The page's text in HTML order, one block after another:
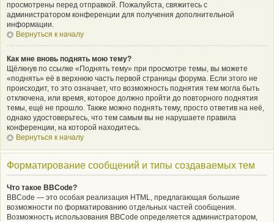
просмотрены перед отправкой. Пожалуйста, свяжитесь с
администратором конференции для получения дополнительной
информации.
Вернуться к началу
Как мне вновь поднять мою тему?
Щёлкнув по ссылке «Поднять тему» при просмотре темы, вы можете
«поднять» её в верхнюю часть первой страницы форума. Если этого не
происходит, то это означает, что возможность поднятия тем могла быть
отключена, или время, которое должно пройти до повторного поднятия
темы, ещё не прошло. Также можно поднять тему, просто ответив на неё,
однако удостоверьтесь, что тем самым вы не нарушаете правила
конференции, на которой находитесь.
Вернуться к началу
Форматирование сообщений и типы создаваемых тем
Что такое BBCode?
BBCode — это особая реализация HTML, предлагающая большие
возможности по форматированию отдельных частей сообщения.
Возможность использования BBCode определяется администратором,